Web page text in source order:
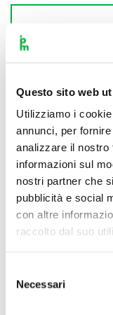
Questo sito web
Utilizziamo i
annunci, per
analizzare il nostro
informazioni sul
nostri partner che
pubblicità e social
con altre
raccolto dal suo
delNecessari